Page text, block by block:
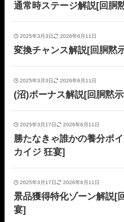
通常時ステージ解説[回胴
2025年3月3日 2026年6月11日
変換チャンス解説[回胴黙
2025年3月3日 2026年6月11日
(沼)ボーナス解説[回胴黙
2025年3月17日 2026年6月11日
勝たなきゃ誰かの養分ポ
カイジ 狂宴]
2025年3月17日 2026年6月11日
景品獲得特化ゾーン解説[
宴]